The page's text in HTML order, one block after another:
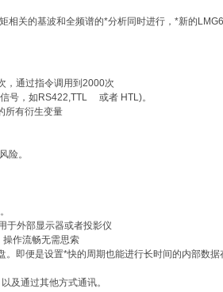
相关的基波和全频谱的*分析同时进行，*新的
，通过指令调用到2000次
号，如RS422,TTL 或者 HTL)。
所有衍生变量
险。
于外部显示器或者投影仪
操作流畅无需思索
。即便是设置*快的周期也能进行长时间的内部数据
及通过其他方式通讯。